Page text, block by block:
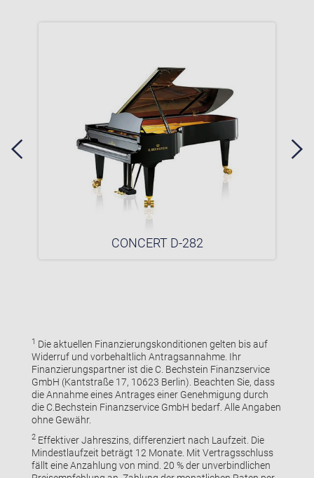
CONCERT D-282
1 Die aktuellen Finanzierungskonditionen gelten bis auf
Widerruf und vorbehaltlich Antragsannahme. Ihr
Finanzierungspartner ist die C. Bechstein Finanzservice
GmbH (Kantstraße 17, 10623 Berlin). Beachten Sie, dass
die Annahme eines Antrages einer Genehmigung durch
die C.Bechstein Finanzservice GmbH bedarf. Alle Angaben
ohne Gewähr.
2Effektiver Jahreszins, differenziert nach Laufzeit. Die
Mindestlaufzeit beträgt 12 Monate. Mit Vertragsschluss
fällt eine Anzahlung von mind. 20 % der unverbindlichen